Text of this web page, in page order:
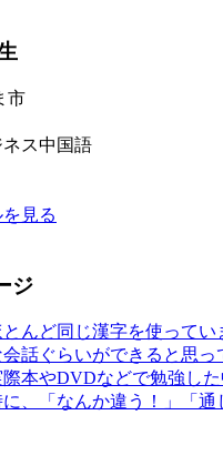
市
ス中国語
見る
ジ
んど同じ漢字を使ってい
話ぐらいができると思っ
本やDVDなどで勉強し
、「なんか違う！」「通